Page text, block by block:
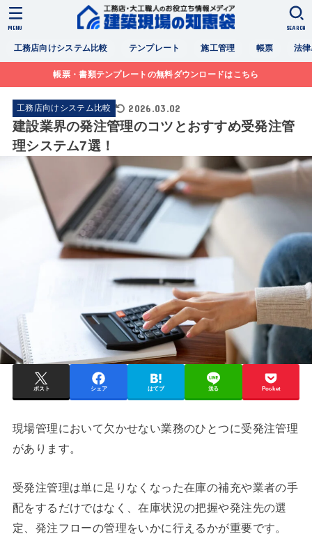
工務店向けシステム比較 テンプレート 施工管理 帳票 法
SEARCH
MENU
帳票・書類テンプレートの無料ダウンロードはこちら
工務店向けシステム比較 2026.03.02
建設業界の発注管理のコツとおすすめ受発注管
理システム7選！
ポスト シェア はてブ 送る Pocket
現場管理において欠かせない業務のひとつに受発注管理
があります。
受発注管理は単に足りなくなった在庫の補充や業者の手
配をするだけではなく、在庫状況の把握や発注先の選
定、発注フローの管理をいかに行えるかが重要です。